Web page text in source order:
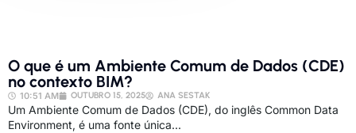
O que é um Ambiente Comum de Dados (CDE)
no contexto BIM?
10:51 AM OUTUBRO 15, 2025 ANA SESTAK
Um Ambiente Comum de Dados (CDE), do inglês Common Data
Environment, é uma fonte única...